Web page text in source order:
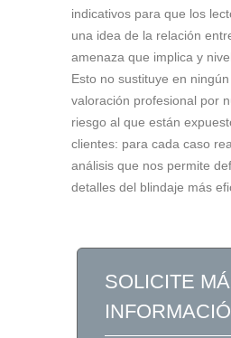
indicativos para que los
una idea de la relación
amenaza que implica y
Esto no sustituye en
valoración profesional por
riesgo al que están
clientes: para cada caso
análisis que nos permite
detalles del blindaje más
SOLICITE